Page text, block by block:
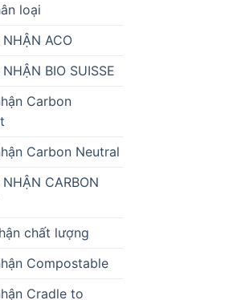
loại
ACO
BIO SUISSE
Carbon
Carbon Neutral
CARBON
chất lượng
Compostable
Cradle to